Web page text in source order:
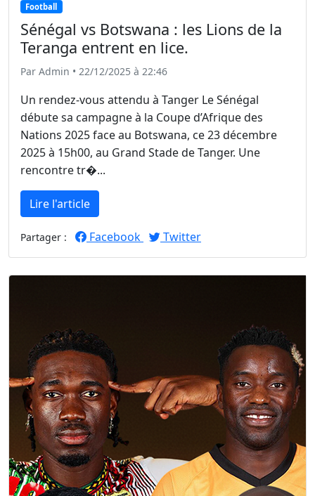
Football
Sénégal vs Botswana : les Lions de la
Teranga entrent en lice.
Par Admin • 22/12/2025 à 22:46
Un rendez-vous attendu à Tanger Le Sénégal
débute sa campagne à la Coupe d’Afrique des
Nations 2025 face au Botswana, ce 23 décembre
2025 à 15h00, au Grand Stade de Tanger. Une
rencontre tr�...
Lire l'article
Partager : Facebook Twitter